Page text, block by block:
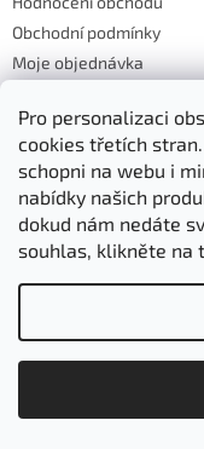
Pro personalizaci
cookies třetích
schopni na webu i
nabídky našich
dokud nám nedáte
souhlas, klikněte na
Obchodní podmínky
Moje objednávka
Výdejní místo Brno a
Kontakt
eshop
ovosadba.cz
776 005 184 (Po -